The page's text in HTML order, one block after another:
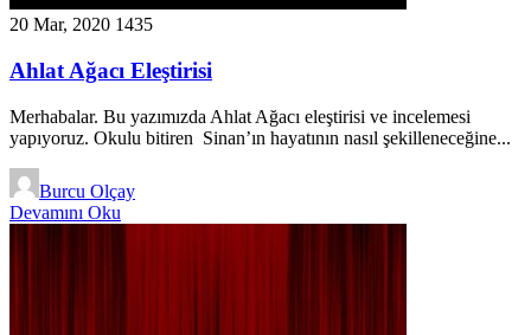
20 Mar, 2020 1435
Ahlat Ağacı Eleştirisi
Merhabalar. Bu yazımızda Ahlat Ağacı eleştirisi ve incelemesi
yapıyoruz. Okulu bitiren Sinan’ın hayatının nasıl şekilleneceğine...
Burcu Olçay
Devamını Oku